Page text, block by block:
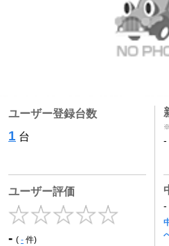
ユーザー登録台数
1 台
ユーザー評価
- ( - 件)
-
-